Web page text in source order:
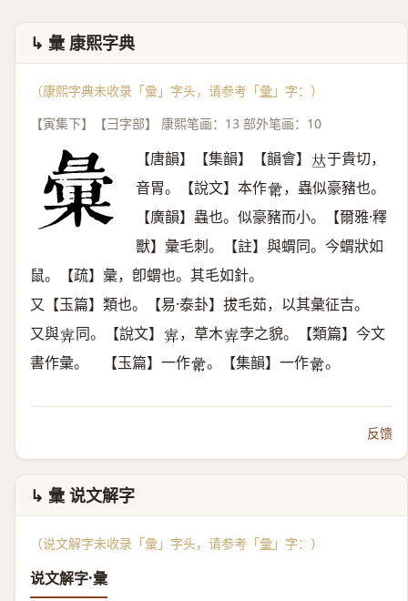
↳ 彙 康熙字典
（康熙字典未收录「彚」字头，请参考「彙 」字：）
【寅集下】【彐字部】 康熙笔画：13 部外笔画：10
【唐韻】【集韻】【韻會】 𠀤于貴切，
音胃。【說文】本作𢑷 ，蟲似豪豬也。
【廣韻】蟲也。似豪豬而小。【爾雅·釋
獸】彙毛刺。【註】與蝟同。今蝟狀如
鼠。【疏】彙，卽蝟也。其毛如針。
又【玉篇】類也。【易·泰卦】拔毛茹，以其彙征吉。
又與𢍚 同。【說文】 𢍚 ，草木𢍚 孛之貌。【類篇】今文
書作彙。 【玉篇】一作𢑷 。【集韻】一作𢑷 。
反馈
↳ 彙 说文解字
（说文解字未收录「彚」字头，请参考「彙 」字：）
说文解字·彙